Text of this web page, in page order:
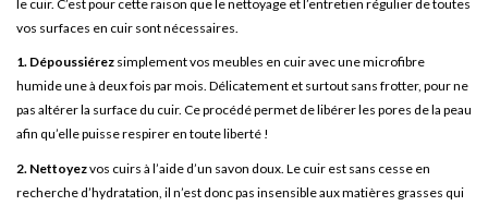
le cuir. C’est pour cette raison que le nettoyage et l’entretien régulier de toutes
vos surfaces en cuir sont nécessaires.
1. Dépoussiérez simplement vos meubles en cuir avec une microfibre
humide une à deux fois par mois. Délicatement et surtout sans frotter, pour ne
pas altérer la surface du cuir. Ce procédé permet de libérer les pores de la peau
afin qu’elle puisse respirer en toute liberté !
2. Nettoyezvos cuirs à l’aide d’un savon doux. Le cuir est sans cesse en
recherche d’hydratation, il n’est donc pas insensible aux matières grasses qui